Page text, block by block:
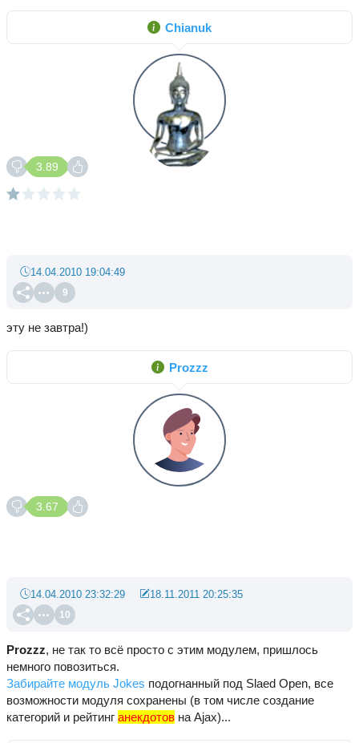
Chianuk
3.89
9
14.04.2010 19:04:49
эту не завтра!)
Prozzz
3.67
10
14.04.2010 23:32:29 18.11.2011 20:25:35
Prozzz, не так то всё просто с этим модулем, пришлось
немного повозиться.
Забирайте модуль Jokes подогнанный под Slaed Open, все
возможности модуля сохранены (в том числе создание
категорий и рейтинг анекдотов на Ajax)...